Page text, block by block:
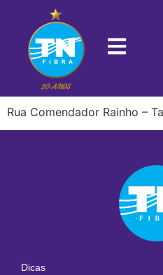
22725-100
Rua Comendador Rainho –
Dicas